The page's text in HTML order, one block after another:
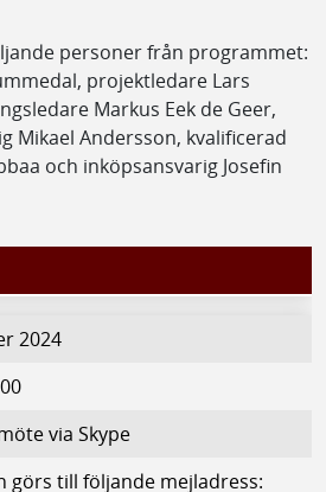
personer från programmet:
projektledare Lars
Markus Eek de Geer,
Mikael Andersson, kvalificerad
och inköpsansvarig Josefin
2024
via Skype
görs till följande mejladress: